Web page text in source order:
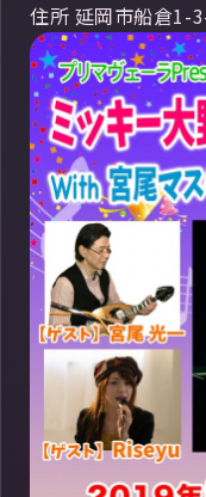
住所 延岡市船倉1-